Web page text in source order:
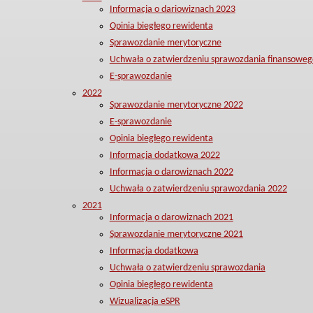
Informacja o dariowiznach 2023
Opinia biegłego rewidenta
Sprawozdanie merytoryczne
Uchwała o zatwierdzeniu sprawozdania
E-sprawozdanie
2022
Sprawozdanie merytoryczne 2022
E-sprawozdanie
Opinia biegłego rewidenta
Informacja dodatkowa 2022
Informacja o darowiznach 2022
Uchwała o zatwierdzeniu sprawozdania 2022
2021
Informacja o darowiznach 2021
Sprawozdanie merytoryczne 2021
Informacja dodatkowa
Uchwała o zatwierdzeniu sprawozdania
Opinia biegłego rewidenta
Wizualizacja eSPR